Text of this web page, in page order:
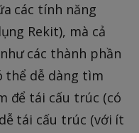
các tính năng
Rekit), mà cả
các thành phần
thể dễ dàng tìm
để tái cấu trúc (có
tái cấu trúc (với ít